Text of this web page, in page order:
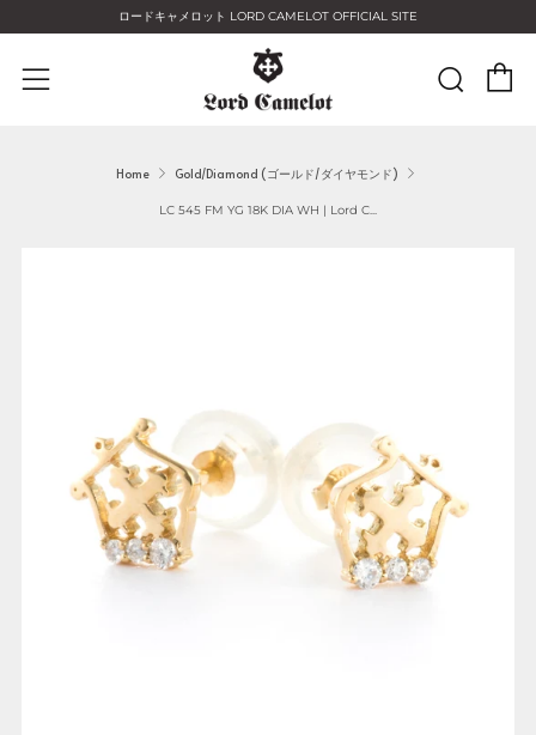
ロードキャメロット LORD CAMELOT OFFICIAL SITE
Menu
Home Gold/Diamond (ゴールド/ダイヤモンド)
LC 545 FM YG 18K DIA WH | Lord C...